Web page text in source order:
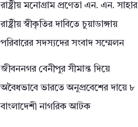
রাষ্ট্রীয় মনোগ্রাম প্রণেতা এন. এন. সাহার
রাষ্ট্রীয় স্বীকৃতির দাবিতে চুয়াডাঙ্গায়
পরিবারের সদস্যদের সংবাদ সম্মেলন
জীবননগর বেনীপুর সীমান্ত দিয়ে
অবৈধভাবে ভারতে অনুপ্রবেশের দায়ে ৮
বাংলাদেশী নাগরিক আটক